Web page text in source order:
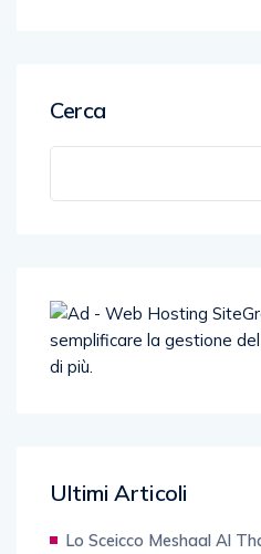
Cerca
Ultimi Articoli
Lo Sceicco Meshaal Al